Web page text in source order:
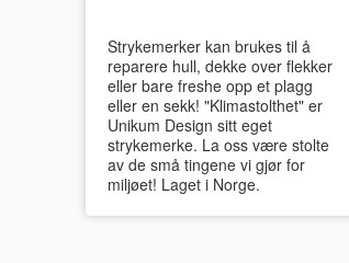
Strykemerker kan brukes til å
reparere hull, dekke over flekker
eller bare freshe opp et plagg
eller en sekk! "Klimastolthet" er
Unikum Design sitt eget
strykemerke. La oss være stolte
av de små tingene vi gjør for
miljøet! Laget i Norge.